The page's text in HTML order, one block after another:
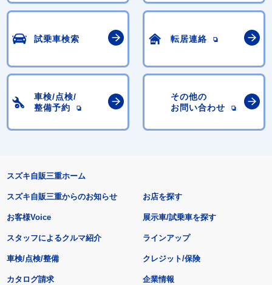
試乗車検索 転居連絡
車検/点検/
整備予約
その他の
お問い合わせ
スズキ自販三重ホーム
スズキ自販三重からのお知らせ
お客様Voice
スタッフによるクルマ紹介
お店を探す
展示車/試乗車を探す
ラインアップ
車検/点検/整備 クレジット/保険
カタログ請求 企業情報